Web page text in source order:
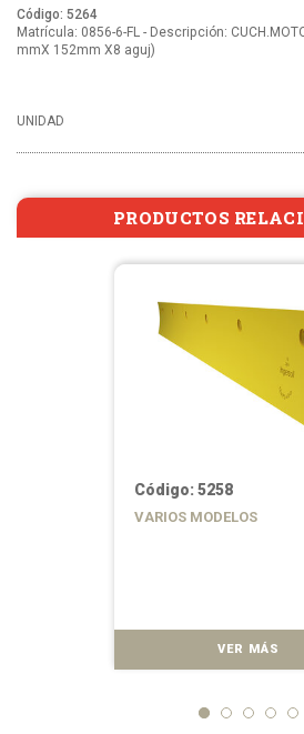
Código: 5264
Matrícula: 0856-6-FL - Descripción:
mmX 152mm X8 aguj)
UNIDAD
PRODUCTOS
Código: 5258
VARIOS MODELOS
VER MÁS